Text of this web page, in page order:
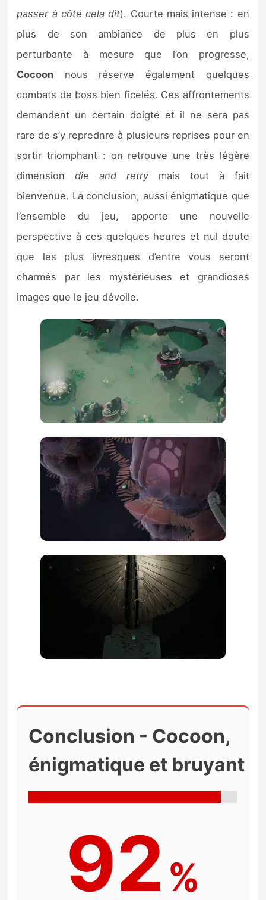
passer à côté cela dit). Courte mais intense : en
plus de son ambiance de plus en plus
perturbante à mesure que l’on progresse,
Cocoon nous réserve également quelques
combats de boss bien ficelés. Ces affrontements
demandent un certain doigté et il ne sera pas
rare de s’y reprednre à plusieurs reprises pour en
sortir triomphant : on retrouve une très légère
dimensiondie and retry mais tout à fait
bienvenue. La conclusion, aussi énigmatique que
l’ensemble du jeu, apporte une nouvelle
perspective à ces quelques heures et nul doute
que les plus livresques d’entre vous seront
charmés par les mystérieuses et grandioses
images que le jeu dévoile.
Conclusion - Cocoon,
énigmatique et bruyant
92 %